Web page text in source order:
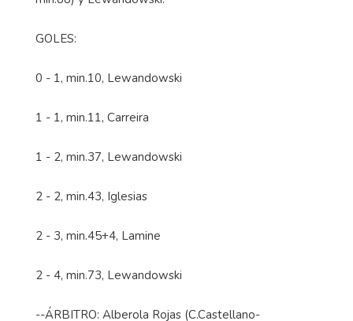
GOLES:
0 - 1, min.10, Lewandowski
1 - 1, min.11, Carreira
1 - 2, min.37, Lewandowski
2 - 2, min.43, Iglesias
2 - 3, min.45+4, Lamine
2 - 4, min.73, Lewandowski
--ÁRBITRO: Alberola Rojas (C.Castellano-